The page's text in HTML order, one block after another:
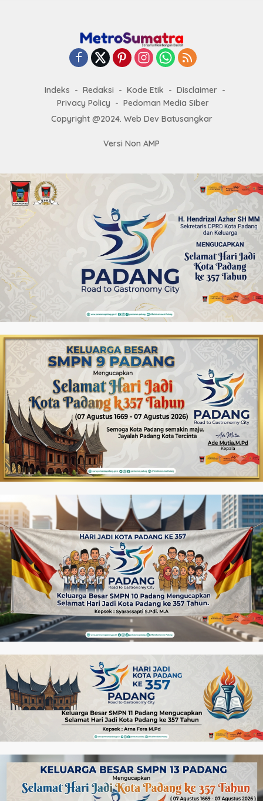
Indeks Redaksi Kode Etik
Disclaimer
Privacy Policy
Pedoman Media Siber
Copyright @2024. Web Dev Batusangkar
Versi Non AMP